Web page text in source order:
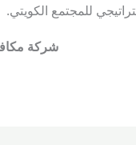
للمجتمع الكويتي.
شركة